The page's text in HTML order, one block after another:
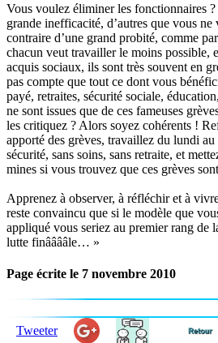
Vous voulez éliminer les fonctionnaires
grande inefficacité, d’autres que vous
contraire d’une grand probité, comme
chacun veut travailler le moins possible,
acquis sociaux, ils sont très souvent en
pas compte que tout ce dont vous
payé, retraites, sécurité sociale,
ne sont issues que de ces fameuses
les critiquez ? Alors soyez cohérents !
apporté des grèves, travaillez du lundi au
sécurité, sans soins, sans retraite, et
mines si vous trouvez que ces grèves
Apprenez à observer, à réfléchir et à
reste convaincu que si le modèle que
appliqué vous seriez au premier rang de
lutte finââââle… »
Page écrite le 7 novembre 2010
Tweeter